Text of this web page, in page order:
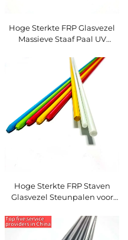
Hoge Sterkte FRP Glasvezel
Massieve Staaf Paal UV
FRP Plantensteun
Hoge Sterkte FRP Staven
Glasvezel Steunpalen voor
Glasvezel Landbouwpalen en
Staven